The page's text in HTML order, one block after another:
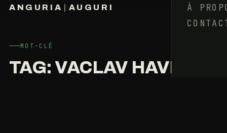
ANGURIA AUGURI
À
MOT-CLÉ
TAG:VACLAV HAVEL
EST
VIVANTE
16
JANVIER
3
MIN